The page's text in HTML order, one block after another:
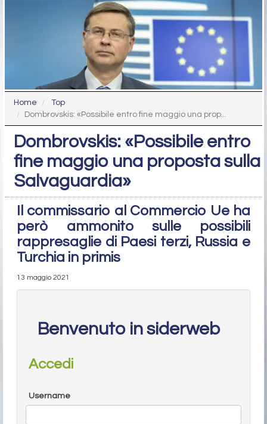
Home
Top
Dombrovskis: «Possibile entro fine maggio una prop...
Dombrovskis: «Possibile entro
fine maggio una proposta sulla
Salvaguardia»
Il commissario al Commercio Ue ha
però ammonito sulle possibili
rappresaglie di Paesi terzi, Russia e
Turchia in primis
13 maggio 2021
Benvenuto in siderweb
Accedi
Username